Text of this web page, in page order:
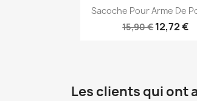
 Aperçu rapide
Sacoche Pour Arme De
15,90 €12,72 €
Les clients qui ont